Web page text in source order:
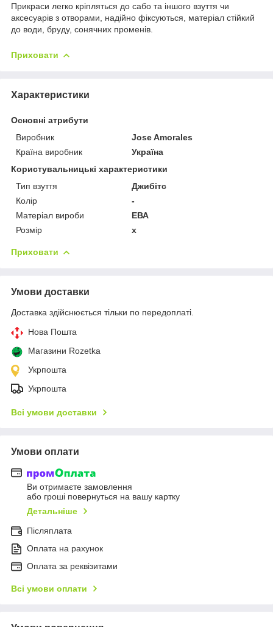
Прикраси легко кріпляться до сабо та іншого взуття чи
аксесуарів з отворами, надійно фіксуються, матеріал стійкий
до води, бруду, сонячних променів.
Приховати
Характеристики
Основні атрибути
Виробник
Jose Amorales
Країна виробник
Україна
Користувальницькі характеристики
Тип взуття
Джибітс
Колір
-
Матеріал вироби
ЕВА
Розмір
x
Приховати
Умови доставки
Доставка здійснюється тільки по передоплаті.
Нова Пошта
Магазини Rozetka
Укрпошта
Укрпошта
Всі умови доставки
Умови оплати
Ви отримаєте замовлення
або гроші повернуться на вашу картку
Детальніше
Післяплата
Оплата на рахунок
Оплата за реквізитами
Всі умови оплати